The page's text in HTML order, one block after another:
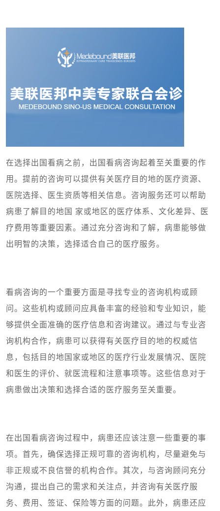
在选择出国看病之前，出国看病咨询起着至关重要的作
用。提前的咨询可以提供有关医疗目的地的医疗资源、
医院选择、医生资质等相关信息。咨询服务还可以帮助
病患了解目的地国 家或地区的医疗体系、文化差异、医
疗费用等重要因素。通过充分咨询和了解，病患能够做
出明智的决策，选择适合自己的医疗服务。
看病咨询的一个重要方面是寻找专业的咨询机构或顾
问。这些机构或顾问应具备丰富的经验和专业知识，能
够提供全面准确的医疗信息和咨询建议。通过与专业咨
询机构合作，病患可以获得有关医疗目的地的权威信
息，包括目的地国家或地区的医疗行业发展情况、医院
和医生的评价、就医流程和注意事项等。这些信息对于
病患做出决策和选择合适的医疗服务至关重要。
在出国看病咨询过程中，病患还应该注意一些重要的事
项。首先，确保选择正规可靠的咨询机构，尽量避免与
非正规或不良信誉的机构合作。其次，与咨询顾问充分
沟通，提出自己的需求和关注点，并咨询有关医疗服
务、费用、签证、保险等方面的问题。此外，病患还应